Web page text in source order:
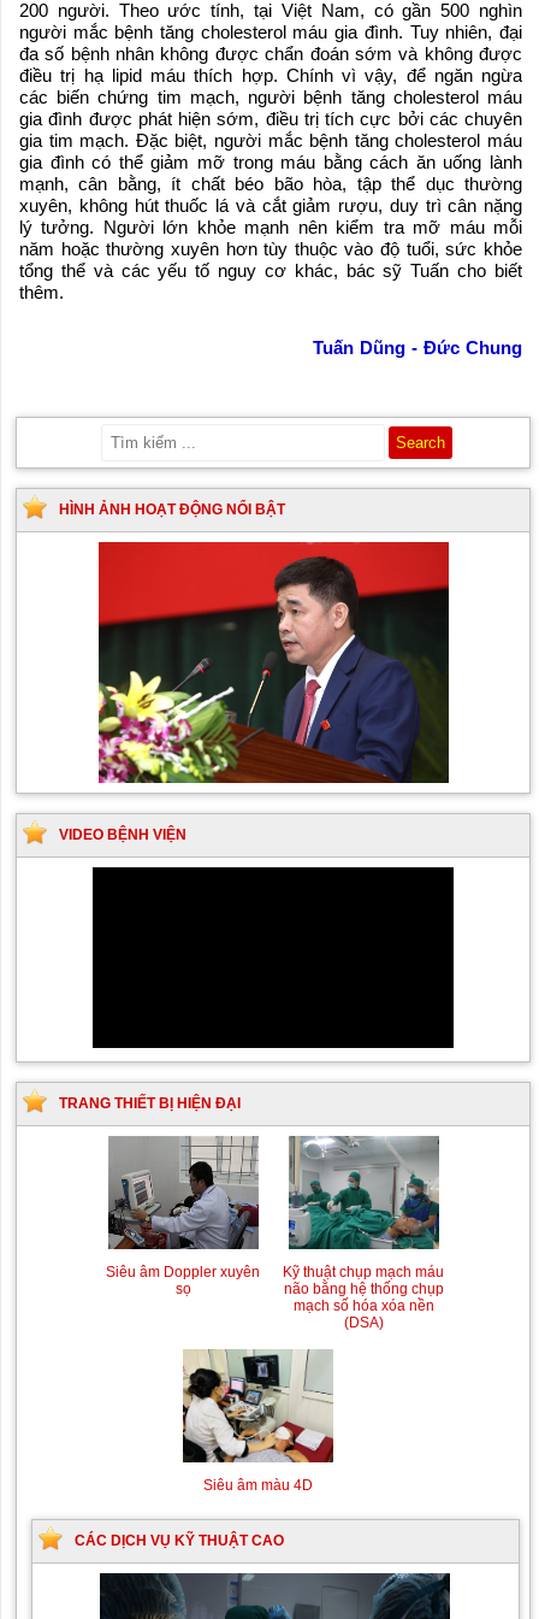
200 người. Theo ước tính, tại Việt Nam, có gần 500 nghìn
người mắc bệnh tăng cholesterol máu gia đình. Tuy nhiên, đại
đa số bệnh nhân không được chẩn đoán sớm và không được
điều trị hạ lipid máu thích hợp. Chính vì vậy, để ngăn ngừa
các biến chứng tim mạch, người bệnh tăng cholesterol máu
gia đình được phát hiện sớm, điều trị tích cực bởi các chuyên
gia tim mạch. Đặc biệt, người mắc bệnh tăng cholesterol máu
gia đình có thể giảm mỡ trong máu bằng cách ăn uống lành
mạnh, cân bằng, ít chất béo bão hòa, tập thể dục thường
xuyên, không hút thuốc lá và cắt giảm rượu, duy trì cân nặng
lý tưởng. Người lớn khỏe mạnh nên kiểm tra mỡ máu mỗi
năm hoặc thường xuyên hơn tùy thuộc vào độ tuổi, sức khỏe
tổng thể và các yếu tố nguy cơ khác, bác sỹ Tuấn cho biết
thêm.
Tuấn Dũng - Đức Chung
HÌNH ẢNH HOẠT ĐỘNG NỔI BẬT
VIDEO BỆNH VIỆN
TRANG THIẾT BỊ HIỆN ĐẠI
Siêu âm Doppler xuyên
sọ
Kỹ thuật chụp mạch máu
não bằng hệ thống chụp
mạch số hóa xóa nền
(DSA)
Siêu âm màu 4D
CÁC DỊCH VỤ KỸ THUẬT CAO